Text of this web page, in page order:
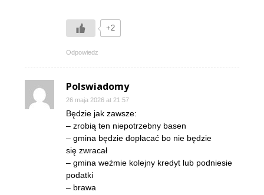
+2
Odpowiedz
Polswiadomy
26 maja 2026 at 21:57
Będzie jak zawsze:
– zrobią ten niepotrzebny basen
– gmina będzie dopłacać bo nie będzie
się zwracał
– gmina weźmie kolejny kredyt lub podniesie
podatki
– brawa